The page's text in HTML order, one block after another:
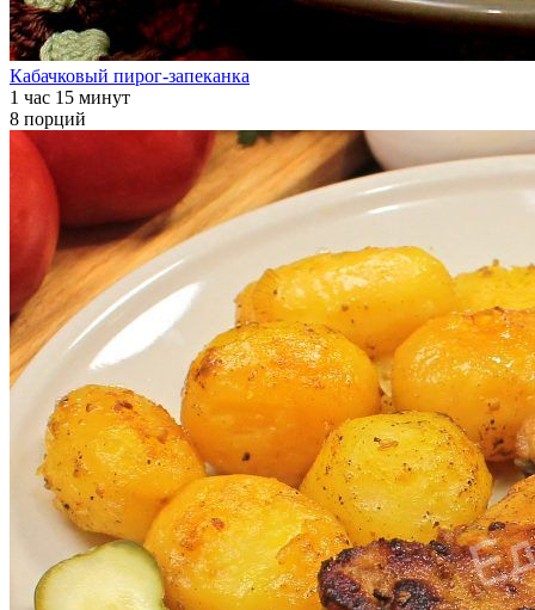
Кабачковый пирог-запеканка
1 час 15 минут
8 порций